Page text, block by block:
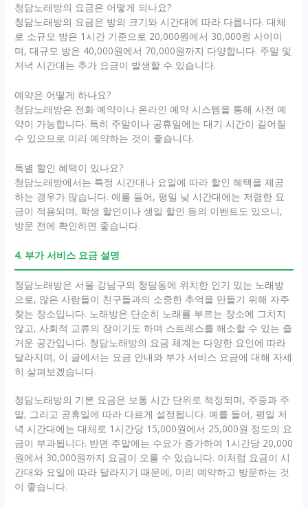
청담노래방의 요금은 어떻게 되나요?
청담노래방의 요금은 방의 크기와 시간대에 따라 다릅니다. 대체
로 소규모 방은 1시간 기준으로 20,000원에서 30,000원 사이이
며, 대규모 방은 40,000원에서 70,000원까지 다양합니다. 주말 및
저녁 시간대는 추가 요금이 발생할 수 있습니다.
예약은 어떻게 하나요?
청담노래방은 전화 예약이나 온라인 예약 시스템을 통해 사전 예
약이 가능합니다. 특히 주말이나 공휴일에는 대기 시간이 길어질
수 있으므로 미리 예약하는 것이 좋습니다.
특별 할인 혜택이 있나요?
청담노래방에서는 특정 시간대나 요일에 따라 할인 혜택을 제공
하는 경우가 많습니다. 예를 들어, 평일 낮 시간대에는 저렴한 요
금이 적용되며, 학생 할인이나 생일 할인 등의 이벤트도 있으니,
방문 전에 확인하면 좋습니다.
4. 부가 서비스 요금 설명
청담노래방은 서울 강남구의 청담동에 위치한 인기 있는 노래방
으로, 많은 사람들이 친구들과의 소중한 추억을 만들기 위해 자주
찾는 장소입니다. 노래방은 단순히 노래를 부르는 장소에 그치지
않고, 사회적 교류의 장이기도 하며 스트레스를 해소할 수 있는 즐
거운 공간입니다. 청담노래방의 요금 체계는 다양한 요인에 따라
달라지며, 이 글에서는 요금 안내와 부가 서비스 요금에 대해 자세
히 살펴보겠습니다.
청담노래방의 기본 요금은 보통 시간 단위로 책정되며, 주중과 주
말, 그리고 공휴일에 따라 다르게 설정됩니다. 예를 들어, 평일 저
녁 시간대에는 대체로 1시간당 15,000원에서 25,000원 정도의 요
금이 부과됩니다. 반면 주말에는 수요가 증가하여 1시간당 20,000
원에서 30,000원까지 요금이 오를 수 있습니다. 이처럼 요금이 시
간대와 요일에 따라 달라지기 때문에, 미리 예약하고 방문하는 것
이 좋습니다.